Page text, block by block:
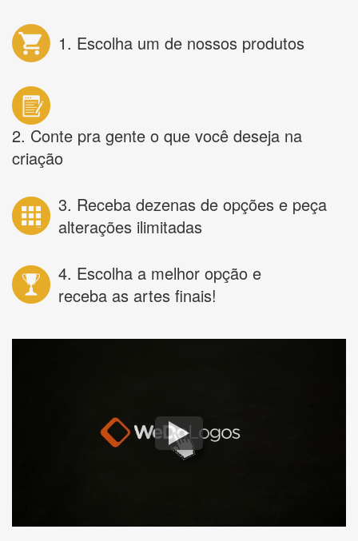
1. Escolha um de nossos produtos
2. Conte pra gente o que você deseja na
criação
3. Receba dezenas de opções e peça
alterações ilimitadas
4. Escolha a melhor opção e
receba as artes finais!